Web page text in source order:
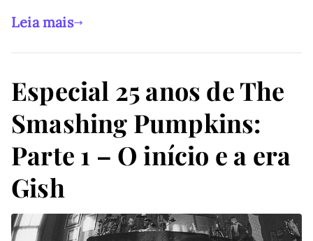
Leia mais
Especial 25 anos de The
Smashing Pumpkins:
Parte 1 – O início e a era
Gish